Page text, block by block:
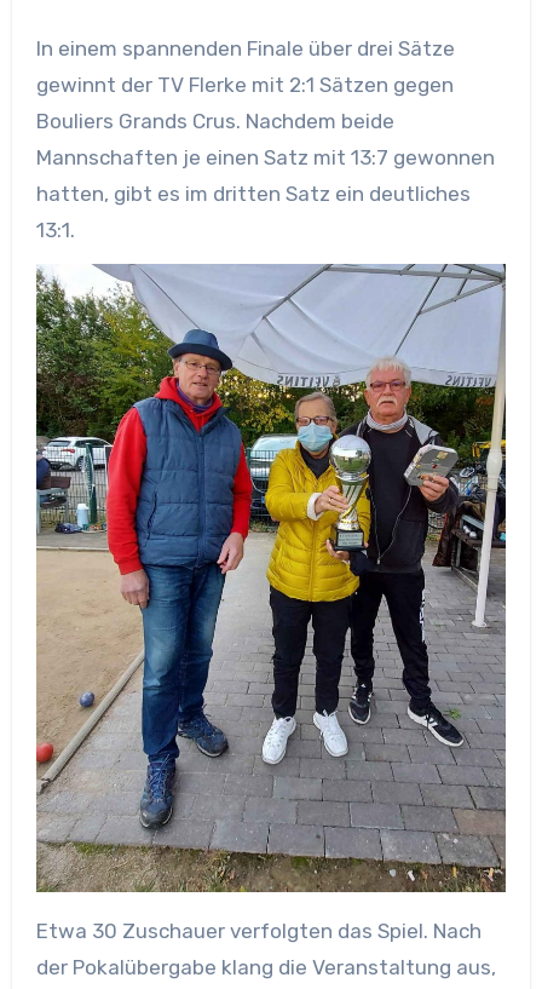
In einem spannenden Finale über drei Sätze
gewinnt der TV Flerke mit 2:1 Sätzen gegen
Bouliers Grands Crus. Nachdem beide
Mannschaften je einen Satz mit 13:7 gewonnen
hatten, gibt es im dritten Satz ein deutliches
13:1.
Etwa 30 Zuschauer verfolgten das Spiel. Nach
der Pokalübergabe klang die Veranstaltung aus,